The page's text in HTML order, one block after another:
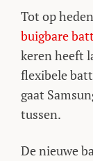
Tot op
buigbare
keren heeft
flexibele
gaat
tussen.
De nieuwe